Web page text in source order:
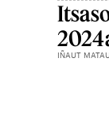
IÑAUT